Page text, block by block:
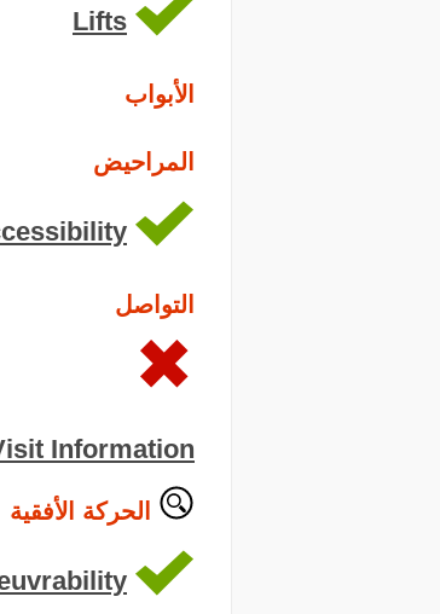
Lifts
الأبواب
المراحيض
التواصل
Information
الحركة الأفقية